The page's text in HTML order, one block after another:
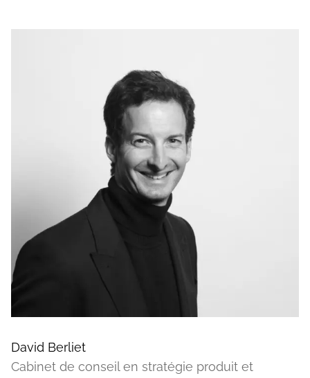
David Berliet
Cabinet de conseil en stratégie produit et